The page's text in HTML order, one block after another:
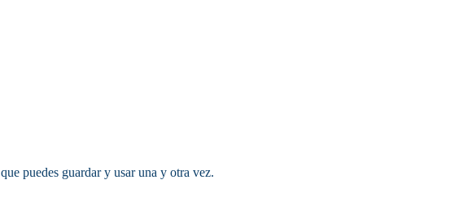
puedes guardar y usar una y otra vez.